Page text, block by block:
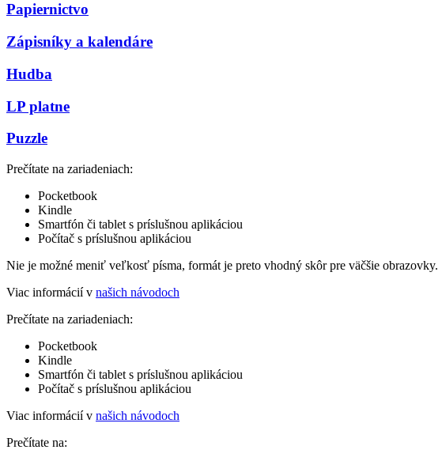
Papiernictvo
Zápisníky a kalendáre
Hudba
LP platne
Puzzle
Prečítate na zariadeniach:
Pocketbook
Kindle
Smartfón či tablet s príslušnou aplikáciou
Počítač s príslušnou aplikáciou
Nie je možné meniť veľkosť písma, formát je preto vhodný skôr pre väčšie obrazovky.
Viac informácií v našich návodoch
Prečítate na zariadeniach:
Pocketbook
Kindle
Smartfón či tablet s príslušnou aplikáciou
Počítač s príslušnou aplikáciou
Viac informácií v našich návodoch
Prečítate na: